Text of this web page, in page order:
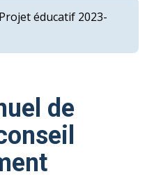
éducatif 2023-
de